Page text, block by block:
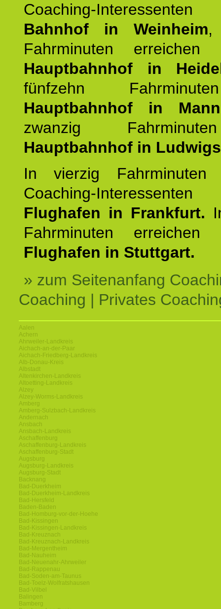
Coaching-
Bahnhof in Weinheim,
Fahrminuten
Hauptbahnhof in
fünfzehn
Hauptbahnhof in
zwanzig
Hauptbahnhof in
In vierzig Fahrminuten
Coaching-
Flughafen in Frankfurt.
Fahrminuten
Flughafen in Stuttgart.
» zum Seitenanfang
Coaching | Privates
Aalen
Achern
Ahrweiler-Landkreis
Aichach-an-der-Paar
Aichach-Friedberg-Landkreis
Alb-Donau-Kreis
Albstadt
Altenkirchen-Landkreis
Altoetting-Landkreis
Alzey
Alzey-Worms-Landkreis
Amberg
Amberg-Sulzbach-Landkreis
Andernach
Ansbach
Ansbach-Landkreis
Aschaffenburg
Aschaffenburg-Landkreis
Aschaffenburg-Stadt
Augsburg
Augsburg-Landkreis
Augsburg-Stadt
Backnang
Bad-Duerkheim
Bad-Duerkheim-Landkreis
Bad-Hersfeld
Baden-Baden
Bad-Homburg-vor-der-Hoehe
Bad-Kissingen
Bad-Kissingen-Landkreis
Bad-Kreuznach
Bad-Kreuznach-Landkreis
Bad-Mergentheim
Bad-Nauheim
Bad-Neuenahr-Ahrweiler
Bad-Rappenau
Bad-Soden-am-Taunus
Bad-Toelz-Wolfratshausen
Bad-Vilbel
Balingen
Bamberg